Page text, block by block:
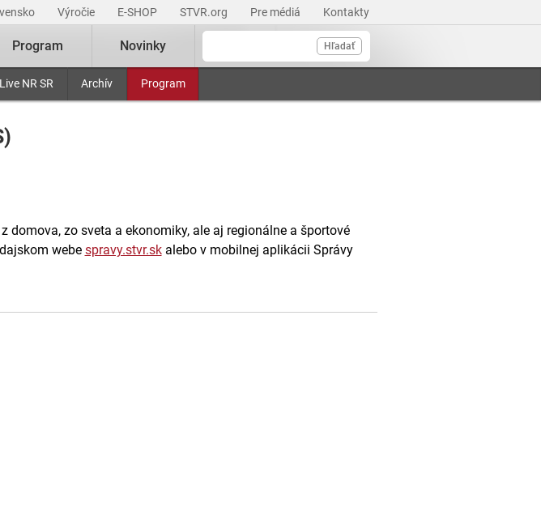
Výročie E-SHOP STVR.org Pre médiá Kontakty
Hľadať
Live NR SR Archív Program
Program Novinky
domova, zo sveta a ekonomiky, ale aj regionálne a športové
webe spravy.stvr.skalebo v mobilnej aplikácii Správy